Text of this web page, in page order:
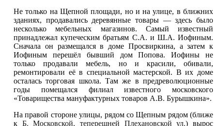
Не только на Щепной площади, но и на улице, в ближних
зданиях, продавались деревянные товары — здесь было
несколько мебельных магазинов. Самый известный
принадлежал купеческим братьям С.А. и Ш.А. Иофиным.
Сначала он размещался в доме Просвиркина, а затем к
Иофиным перешёл бывший дом Попова. Иофины не
только продавали мебель, но и красили, обивали,
ремонтировали её в специальной мастерской. В их доме
осталась торговая школа. Там же в предреволюционные
годы помещался филиал известного московского
«Товарищества мануфактурных товаров А.В. Бурышкина».
На правой стороне улицы, рядом со Щепным рядом (ближе
к Б. Московской, теперешней Плехановской ул.) вырос